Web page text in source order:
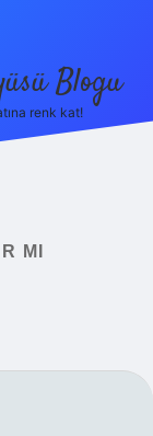
Blogu
renk kat!
MI